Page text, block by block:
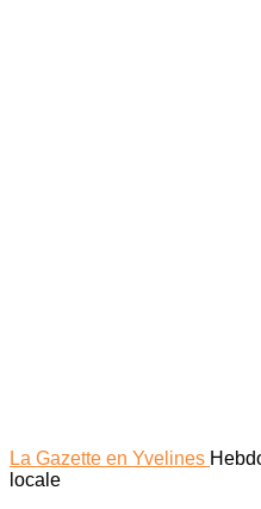
La Gazette en Yvelines
locale